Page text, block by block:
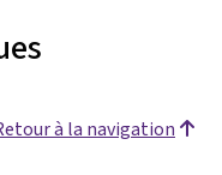
à la navigation